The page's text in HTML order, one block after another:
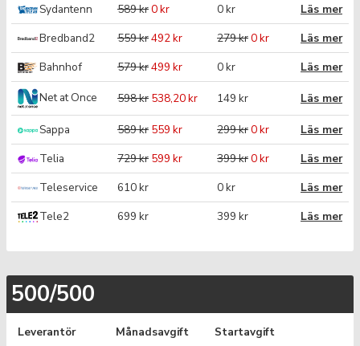
Sydantenn
589 kr0 kr 0 kr
Läs mer
Bredband2
559 kr492 kr 279 kr0 kr
Läs mer
Bahnhof
579 kr499 kr 0 kr
Läs mer
Net at Once
598 kr 538,20 kr 149 kr Läs mer
Sappa 589 kr 559 kr 299 kr0 kr
Läs mer
Telia
729 kr 599 kr 399 kr0 kr
Läs mer
Teleservice
610 kr 0 kr
Läs mer
Tele2
699 kr 399 kr Läs mer
500/500
Leverantör Månadsavgift Startavgift